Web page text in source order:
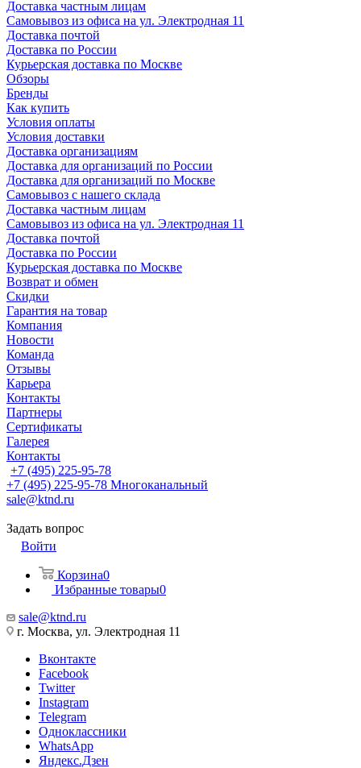
Доставка частным лицам
Самовывоз из офиса на ул. Электродная 11
Доставка почтой
Доставка по России
Курьерская доставка по Москве
Обзоры
Бренды
Как купить
Условия оплаты
Условия доставки
Доставка организациям
Доставка для организаций по России
Доставка для организаций по Москве
Самовывоз с нашего склада
Доставка частным лицам
Самовывоз из офиса на ул. Электродная 11
Доставка почтой
Доставка по России
Курьерская доставка по Москве
Возврат и обмен
Скидки
Гарантия на товар
Компания
Новости
Команда
Отзывы
Карьера
Контакты
Партнеры
Сертификаты
Галерея
Контакты
+7 (495) 225-95-78
+7 (495) 225-95-78 Многоканальный
sale@ktnd.ru
Задать вопрос
Войти
Корзина0
Избранные товары0
sale@ktnd.ru
г. Москва, ул. Электродная 11
Вконтакте
Facebook
Twitter
Instagram
Telegram
Одноклассники
WhatsApp
Яндекс.Дзен